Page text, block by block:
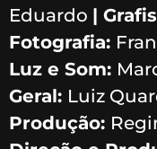
Eduardo |
Fotografia:
Luz e Som:
Geral: Luiz
Produção: